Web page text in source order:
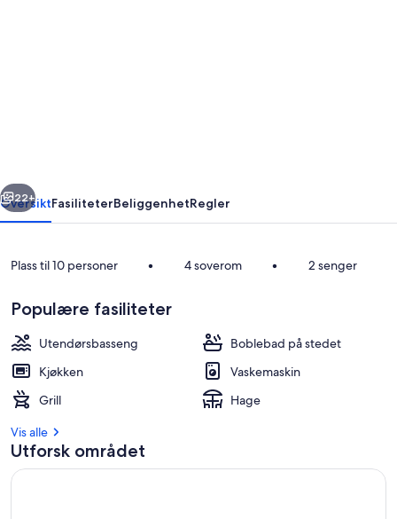
Overnattingsstedets uteområder
Neste
22+
OversiktFasiliteterBeliggenhetRegler
Plass til 10 personer • 4 soverom • 2 senger
Populære fasiliteter
Utendørsbasseng
Boblebad på stedet
Kjøkken
Vaskemaskin
Grill
Hage
Vis alle
Utforsk området